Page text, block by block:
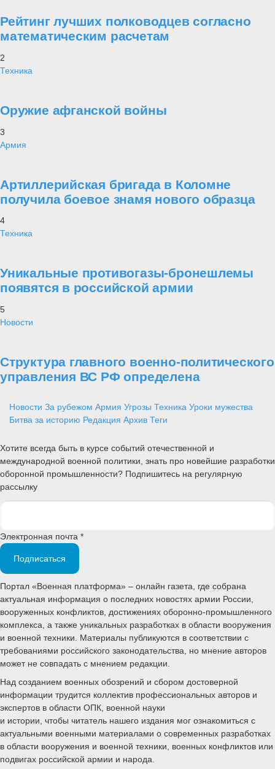
Рейтинг лучших полководцев согласно
математическим расчетам
2
Техника
Оружие афганской войны
3
Армия
Артиллерийская бригада в Коломне
получила боевое знамя нового образца
4
Техника
Уникальные противогазы-бронешлемы
появятся в российской армии
5
Новости
Структура главного военно-политического
управления ВС РФ определена
Новости За рубежом Армия Угрозы Техника Уроки мужества
Битва за историю Редакция Архив Теги
Хотите всегда быть в курсе событий отечественной и
международной военной политики, знать про новейшие разработки
оборонной промышленности? Подпишитесь на регулярную
рассылку
Электронная почта *
Подписаться
Портал «Военная платформа» – онлайн газета, где собрана
актуальная информация о последних новостях армии России,
вооруженных конфликтов, достижениях оборонно-промышленного
комплекса, а также уникальных разработках в области вооружения
и военной техники. Материалы публикуются в соответствии с
требованиями российского законодательства, но мнение авторов
может не совпадать с мнением редакции.
Над созданием военных обозрений и сбором достоверной
информации трудится коллектив профессиональных авторов и
экспертов в области ОПК, военной науки
и истории, чтобы читатель нашего издания мог ознакомиться с
актуальными военными материалами о современных разработках
в области вооружения и военной техники, военных конфликтов или
подвигах российской армии и народа.